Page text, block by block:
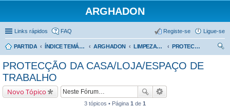
ARGHADON
Links rápidos FAQ Ligue-se
Registe-se
PARTIDA ÍNDICE TEMÁTICO ARGHADON LIMPEZAS, PROTECÇÕES E REVOGAÇÕES
PROTECÇÃO DA CASA/LOJA/ESPAÇO DE TRABALHO
PROTECÇÃO DA CASA/LOJA/ESPAÇO DE
TRABALHO
Novo Tópico
3 tópicos • Página 1 de 1